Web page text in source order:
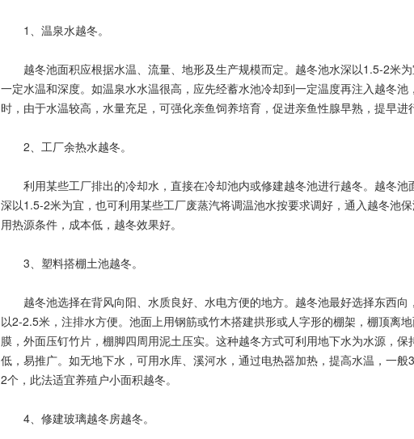
1、温泉水越冬。
越冬池面积应根据水温、流量、地形及生产规模而定。越冬池水深以1.5-2米
一定水温和深度。如温泉水水温很高，应先经蓄水池冷却到一定温度再注入越冬
时，由于水温较高，水量充足，可强化亲鱼饲养培育，促进亲鱼性腺早熟，提早进
2、工厂余热水越冬。
利用某些工厂排出的冷却水，直接在冷却池内或修建越冬池进行越冬。越冬池
深以1.5-2米为宜，也可利用某些工厂废蒸汽将调温池水按要求调好，通入越冬池
用热源条件，成本低，越冬效果好。
3、塑料搭棚土池越冬。
越冬池选择在背风向阳、水质良好、水电方便的地方。越冬池最好选择东西向
以2-2.5米，注排水方便。池面上用钢筋或竹木搭建拱形或人字形的棚架，棚顶离
膜，外面压钉竹片，棚脚四周用泥土压实。这种越冬方式可利用地下水为水源，
低，易推广。如无地下水，可用水库、溪河水，通过电热器加热，提高水温，一
2个，此法适宜养殖户小面积越冬。
4、修建玻璃越冬房越冬。